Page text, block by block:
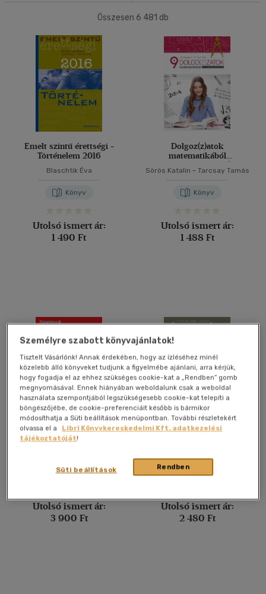
4500 Ft felett(813)
Korosztály szerint
Ifjúsági(275)
10 - 14 év(3)
14 - 18 év
(18)
Gyermek és ifjúsági
Felnőtt(59)
Nyelv szerint
(10)
(10)
(4)
(3)
Összesen 6 481 db
Emelt szintű érettségi -
Történelem 2016
Blaschtik Éva
Könyv
Utolsó ismert ár:
1 490 Ft
Dolgoz(z)atok
matematikából
kilencedikeseknek (CD
melléklettel)
Sörös Katalin - Tarcsay Tamás
Könyv
Utolsó ismert ár:
1 488 Ft
Fizika középiskolásoknak,
érettségizőknek
Könyv
Utolsó ismert ár:
3 900 Ft
Érettségi témakörök
Erzsébet
Könyv
Utolsó ismert ár:
2 480 Ft
Személyre szabott könyvajánlatok!
Tisztelt Vásárlónk! Annak érdekében, hogy az ízléséhez minél
közelebb álló könyveket tudjunk a figyelmébe ajánlani, arra kérjük,
hogy fogadja el az ehhez szükséges cookie-kat a „Rendben” gomb
megnyomásával. Ennek hiányában weboldalunk csak a weboldal
használata szempontjából legszükségesebb cookie-kat telepíti a
böngészőjébe, de cookie-preferenciáit később is bármikor
módosíthatja a Süti beállítások menüpontban. További részletekért
olvassa el a
Libri Könyvkereskedelmi Kft. adatkezelési
tájékoztatóját!
Rendben
Süti beállítások